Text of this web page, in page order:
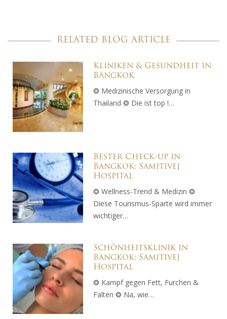
RELATED BLOG ARTICLE
Kliniken & Gesundheit in
Bangkok
❂ Medizinische Versorgung in
Thailand ❂ Die ist top !…
Bester Check-up in
Bangkok: Samitivej
Hospital
❂ Wellness-Trend & Medizin ❂
Diese Tourismus-Sparte wird immer
wichtiger…
Schönheitsklinik in
Bangkok: Samitivej
Hospital
❂ Kampf gegen Fett, Furchen &
Falten ❂ Na, wie…